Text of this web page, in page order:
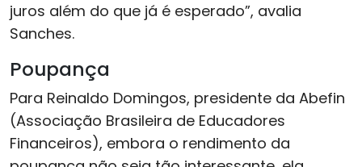
juros além do que já é esperado”, avalia
Sanches.
Poupança
Para Reinaldo Domingos, presidente da Abefin
(Associação Brasileira de Educadores
Financeiros), embora o rendimento da